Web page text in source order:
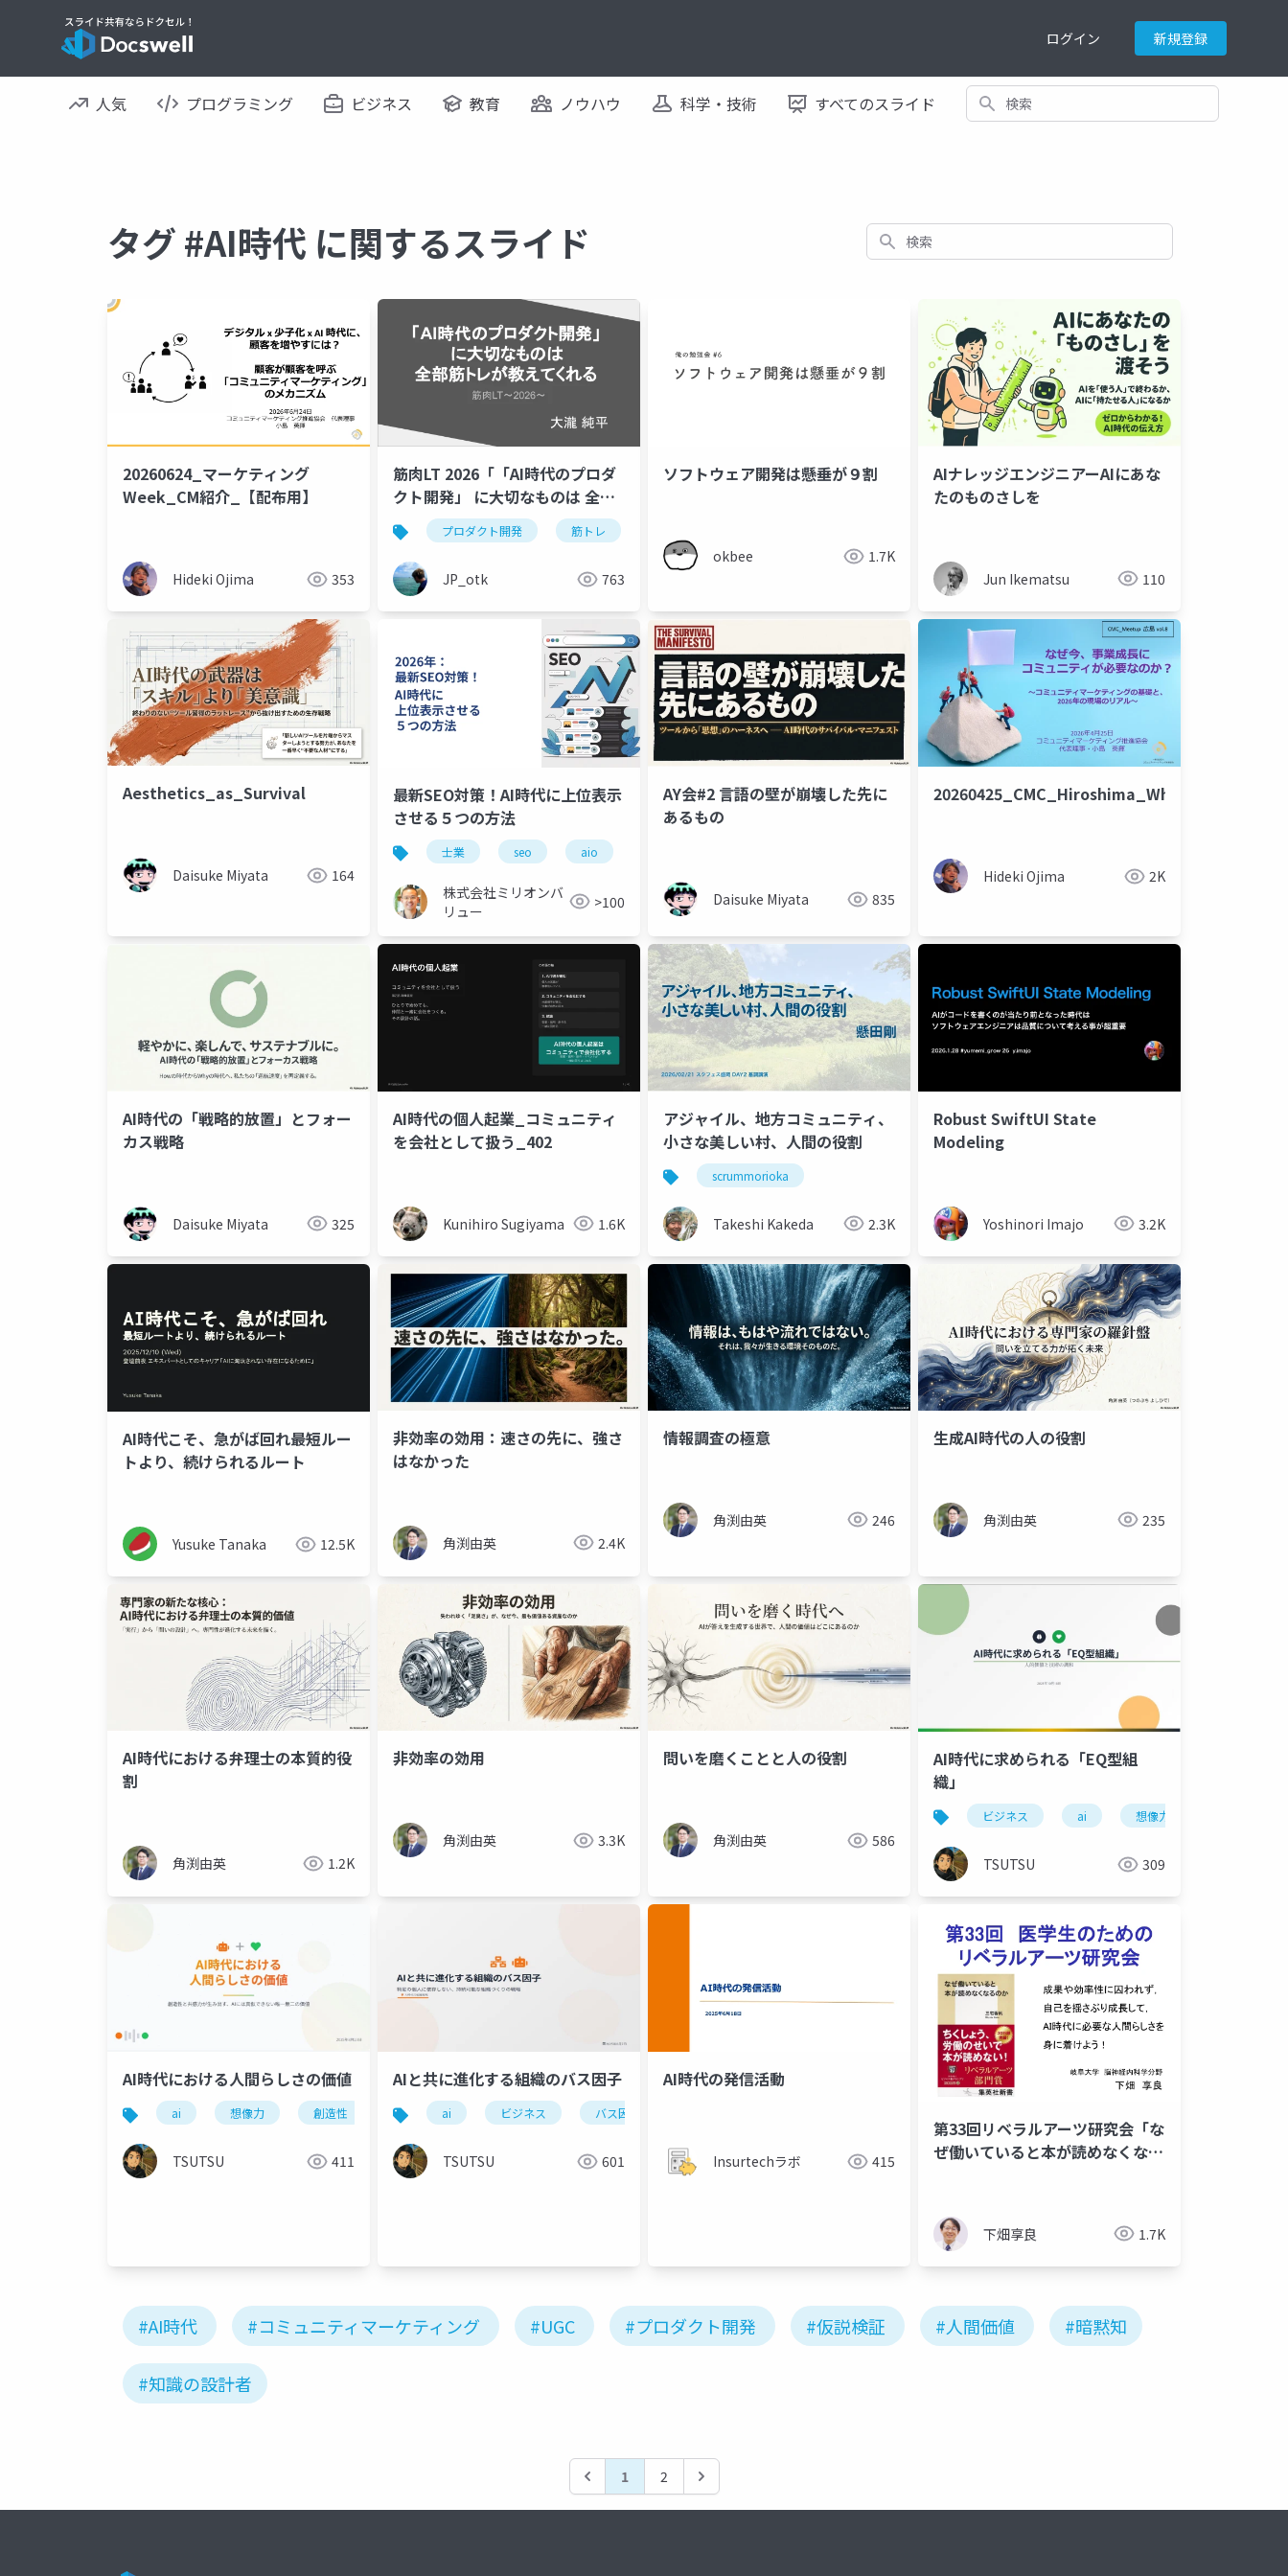
ログイン 新規登録
人気 プログラミング ビジネス 教育 ノウハウ 科学・技術 すべてのスライド 検索
タグ #AI時代 に関するスライド 検索
20260624_マーケティング
Week_CM紹介_【配布用】
Hideki Ojima 353
筋肉LT 2026「「AI時代のプロダ
クト開発」 に大切なものは 全部
筋トレが教えてくれる」
プロダクト開発 筋トレ
JP_otk 763
ソフトウェア開発は懸垂が９割
okbee 1.7K
AIナレッジエンジニアーAIにあな
たのものさしを
Jun Ikematsu 110
Aesthetics_as_Survival
Daisuke Miyata 164
最新SEO対策！AI時代に上位表示
させる５つの方法
士業 seo aio
株式会社ミリオンバ
リュー
>100
AY会#2 言語の壁が崩壊した先に
あるもの
Daisuke Miyata 835
Hideki Ojima 2K
AI時代の「戦略的放置」とフォー
カス戦略
Daisuke Miyata 325
AI時代の個人起業_コミュニティ
を会社として扱う_402
Kunihiro Sugiyama 1.6K
アジャイル、地方コミュニティ、
小さな美しい村、人間の役割
scrummorioka
Takeshi Kakeda 2.3K
Robust SwiftUI State
Modeling
Yoshinori Imajo 3.2K
AI時代こそ、急がば回れ――最短ルー
トより、続けられるルート
Yusuke Tanaka 12.5K
非効率の効用：速さの先に、強さ
はなかった
角渕由英 2.4K
情報調査の極意
角渕由英 246
生成AI時代の人の役割
角渕由英 235
AI時代における弁理士の本質的役
割
角渕由英 1.2K
非効率の効用
角渕由英 3.3K
問いを磨くことと人の役割
角渕由英 586
AI時代に求められる「EQ型組
織」
ビジネス ai 想像力
TSUTSU 309
AI時代における人間らしさの価値
ai 想像力 創造性 共感 ビジネス
TSUTSU 411
AIと共に進化する組織のバス因子
ai ビジネス バス因子
TSUTSU 601
AI時代の発信活動
Insurtechラボ 415
第33回リベラルアーツ研究会「な
ぜ働いていると本が読めなくなる
下畑享良 1.7K
#AI時代 #コミュニティマーケティング #UGC #プロダクト開発 #仮説検証 #人間価値 #暗黙知
#知識の設計者
1 2